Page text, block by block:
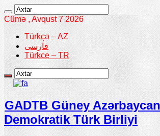
Cümə , Avqust 7 2026
Türkçə – AZ
فارسی
Türkce – TR
GADTB Güney Azərbaycan
Demokratik Türk Birliyi